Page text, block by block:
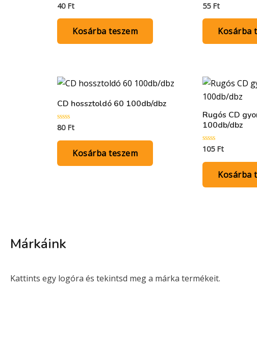
Értékelés:
/
40 Ft
Kosárba teszem
Értékelés:
/
55 Ft
Kosárba
CD hossztoldó 60 100db/dbz
Értékelés:
/
80 Ft
Kosárba teszem
Rugós CD
100db/dbz
Értékelés:
/
105 Ft
Kosárba
Márkáink
Kattints egy logóra és tekintsd meg a márka termékeit.